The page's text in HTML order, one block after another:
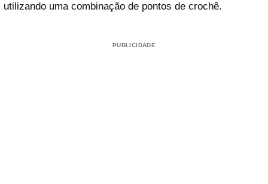
utilizando uma combinação de pontos de crochê.
PUBLICIDADE